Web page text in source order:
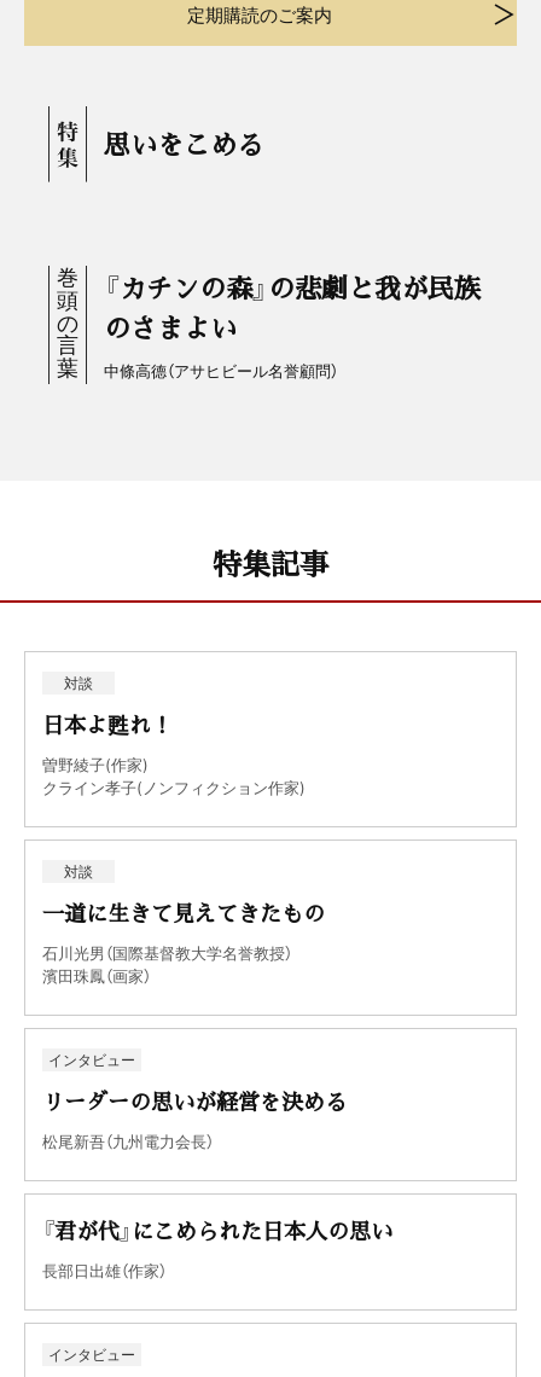
定期購読のご案内
思いをこめる
『カチンの森』の悲劇と我が民族
のさまよい
中條高德（アサヒビール名誉顧問）
特集記事
対談
日本よ甦れ！
曽野綾子(作家)
クライン孝子(ノンフィクション作家)
対談
一道に生きて見えてきたもの
石川光男（国際基督教大学名誉教授）
濱田珠鳳（画家）
インタビュー
リーダーの思いが経営を決める
松尾新吾（九州電力会長）
『君が代』にこめられた日本人の思い
長部日出雄（作家）
インタビュー